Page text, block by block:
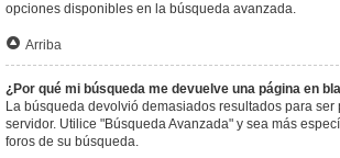
opciones disponibles en la búsqueda avanzada.
Arriba
¿Por qué mi búsqueda me devuelve una página en
La búsqueda devolvió demasiados resultados para ser
servidor. Utilice "Búsqueda Avanzada" y sea más
foros de su búsqueda.